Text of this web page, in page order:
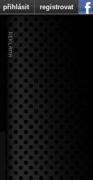
přihlásit registrovat